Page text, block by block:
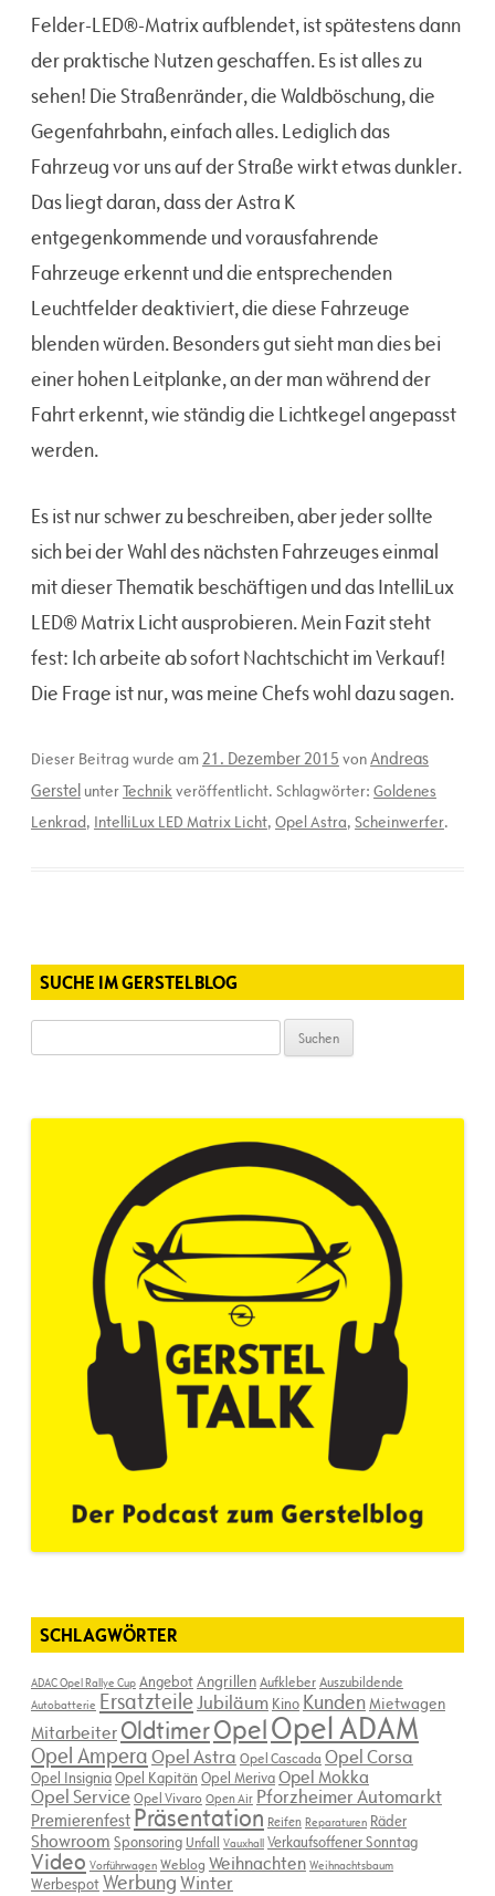
Felder-LED®-Matrix aufblendet, ist spätestens dann
der praktische Nutzen geschaffen. Es ist alles zu
sehen! Die Straßenränder, die Waldböschung, die
Gegenfahrbahn, einfach alles. Lediglich das
Fahrzeug vor uns auf der Straße wirkt etwas dunkler.
Das liegt daran, dass der Astra K
entgegenkommende und vorausfahrende
Fahrzeuge erkennt und die entsprechenden
Leuchtfelder deaktiviert, die diese Fahrzeuge
blenden würden. Besonders gut sieht man dies bei
einer hohen Leitplanke, an der man während der
Fahrt erkennt, wie ständig die Lichtkegel angepasst
werden.
Es ist nur schwer zu beschreiben, aber jeder sollte
sich bei der Wahl des nächsten Fahrzeuges einmal
mit dieser Thematik beschäftigen und das IntelliLux
LED® Matrix Licht ausprobieren. Mein Fazit steht
fest: Ich arbeite ab sofort Nachtschicht im Verkauf!
Die Frage ist nur, was meine Chefs wohl dazu sagen.
Dieser Beitrag wurde am 21. Dezember 2015 vonAndreas
Gerstel unterTechnik veröffentlicht. Schlagwörter: Goldenes
Lenkrad, IntelliLux LED Matrix Licht, Opel Astra, Scheinwerfer.
SUCHE IM GERSTELBLOG
nach:
SCHLAGWÖRTER
ADAC Opel Rallye Cup AngebotAngrillenAufkleberAuszubildende
Autobatterie ErsatzteileJubiläum Kino KundenMietwagen
Mitarbeiter OldtimerOpelOpel ADAM
Opel AmperaOpel Astra Opel Cascada Opel Corsa
Opel InsigniaOpel Kapitän Opel MerivaOpel Mokka
Opel ServiceOpel Vivaro Open Air Pforzheimer Automarkt
Premierenfest Präsentation Reifen Reparaturen Räder
Showroom Sponsoring Unfall Vauxhall Verkaufsoffener Sonntag
Video Vorführwagen Weblog Weihnachten Weihnachtsbaum
WerbespotWerbungWinter